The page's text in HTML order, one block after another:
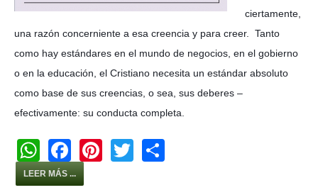
ciertamente,
una razón concerniente a esa creencia y para creer. Tanto
como hay estándares en el mundo de negocios, en el gobierno
o en la educación, el Cristiano necesita un estándar absoluto
como base de sus creencias, o sea, sus deberes –
efectivamente: su conducta completa.
W
h
F
a
Pi
T
LEER MÁS ...